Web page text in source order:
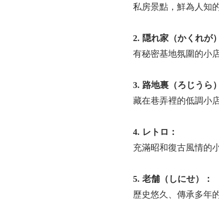
私房景點，鮮為人知
2. 隠れ家（かくれが
有秘密基地氛圍的小
3. 路地裏（ろじうら
藏在巷弄裡的低調小
4. レトロ：
充滿昭和復古風情的
5. 老舗（しにせ）：
歷史悠久、傳承多年